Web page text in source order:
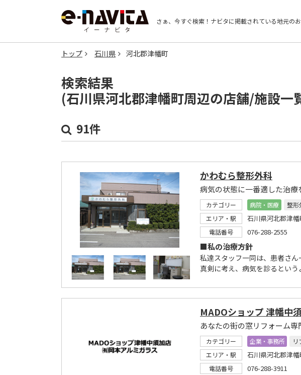
さぁ、今すぐ検索！ ナビタに掲載されている地元の
トップ 石川県 河北郡津幡町
検索結果
(石川県河北郡津幡町周辺の店舗/施設一
91件
かわむら整形外科
カテゴリー 病院・医療
整形
エリア・駅
石川県河北郡津
電話番号 076-288-2555
■私の治療方針
私達スタッフ一同は、患者さ
真剣に考え、病気を診るとい
MADOショップ 津幡中
あなたの街の窓リフォーム専
カテゴリー 企業・事務所
リ
エリア・駅
石川県河北郡津
電話番号 076-288-3911